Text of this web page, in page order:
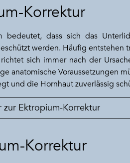
Korrektur
bedeutet, dass sich das
werden. Häufig entstehen
sich immer nach der
anatomische Voraussetzungen
und die Hornhaut zuverlässig
zur Ektropium-Korrektur
Korrektur